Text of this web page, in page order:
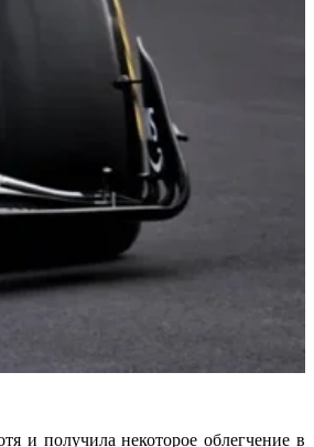
и получила некоторое облегчение в